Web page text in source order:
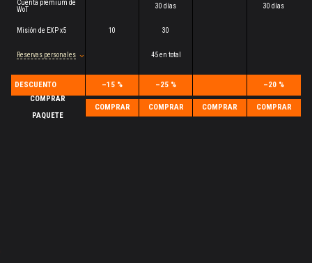
Cuenta premium de
WoT
Misión de EXP x5
Reservas personales
DESCUENTO
COMPRAR
PAQUETE
10
–15 %
COMPRAR
30 días
30
45 en total
–25 %
COMPRAR COMPRAR
30 días
–20 %
COMPRAR